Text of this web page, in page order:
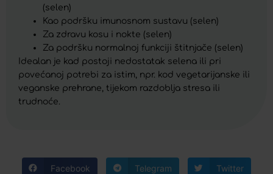
(selen)
Kao podršku imunosnom sustavu (selen)
Za zdravu kosu i nokte (selen)
Za podršku normalnoj funkciji štitnjače (selen)
Idealan je kad postoji nedostatak selena ili pri
povećanoj potrebi za istim, npr. kod vegetarijanske ili
veganske prehrane, tijekom razdoblja stresa ili
trudnoće.
Facebook Telegram Twitter